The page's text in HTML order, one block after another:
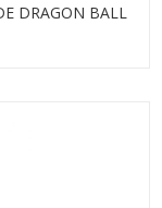
DRAGON BALL